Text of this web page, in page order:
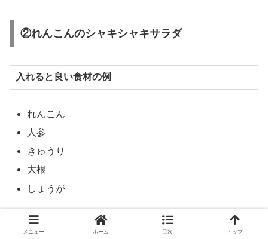
②れんこんのシャキシャキサラダ
入れると良い食材の例
れんこん
人参
きゅうり
大根
しょうが
栄養士からのコメント
メニュー ホーム 目次 トップ